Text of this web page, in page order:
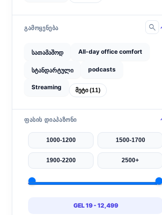
ᲒᲐᲛᲝᲧᲔᲜᲔᲑᲐ search
სათამაშოდ All-day office comfort
სტანდარტული podcasts
Streaming მეტი (11)
ᲤᲐᲡᲘᲡ ᲓᲘᲐᲞᲐᲖᲝᲜᲘ
1000-1200 1500-1700
1900-2200 2500+
GEL 19 - 12,499